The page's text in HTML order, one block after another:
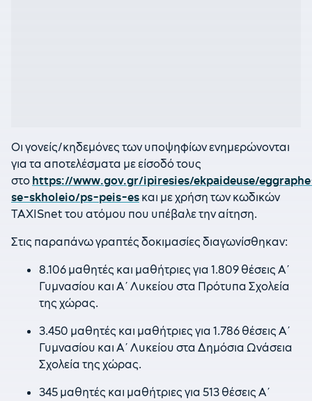
Οι γονείς/κηδεμόνες των υποψηφίων ενημερώνονται
για τα αποτελέσματα με είσοδό τους
στο https://www.gov.gr/ipiresies/ekpaideuse/
se-skholeio/ps-peis-es και με χρήση των κωδικών
ΤAXISnet του ατόμου που υπέβαλε την αίτηση.
Στις παραπάνω γραπτές δοκιμασίες διαγωνίσθηκαν:
8.106 μαθητές και μαθήτριες για 1.809 θέσεις Α΄
Γυμνασίου και Α΄ Λυκείου στα Πρότυπα Σχολεία
της χώρας.
3.450 μαθητές και μαθήτριες για 1.786 θέσεις Α΄
Γυμνασίου και Α΄ Λυκείου στα Δημόσια Ωνάσεια
Σχολεία της χώρας.
345 μαθητές και μαθήτριες για 513 θέσεις Α΄